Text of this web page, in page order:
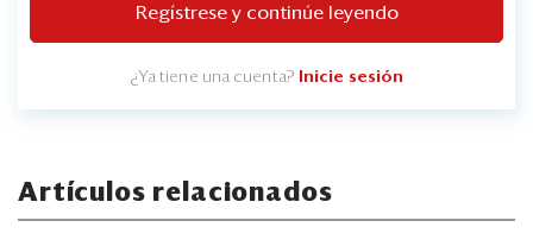
Regístrese y continúe leyendo
¿Ya tiene una cuenta? Inicie sesión
Artículos relacionados